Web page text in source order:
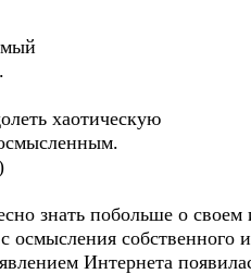
хаотическую
знать побольше о
собственного
Интернета